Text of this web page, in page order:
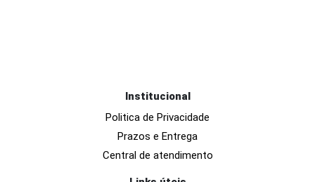
Institucional
Politica de Privacidade
Prazos e Entrega
Central de atendimento